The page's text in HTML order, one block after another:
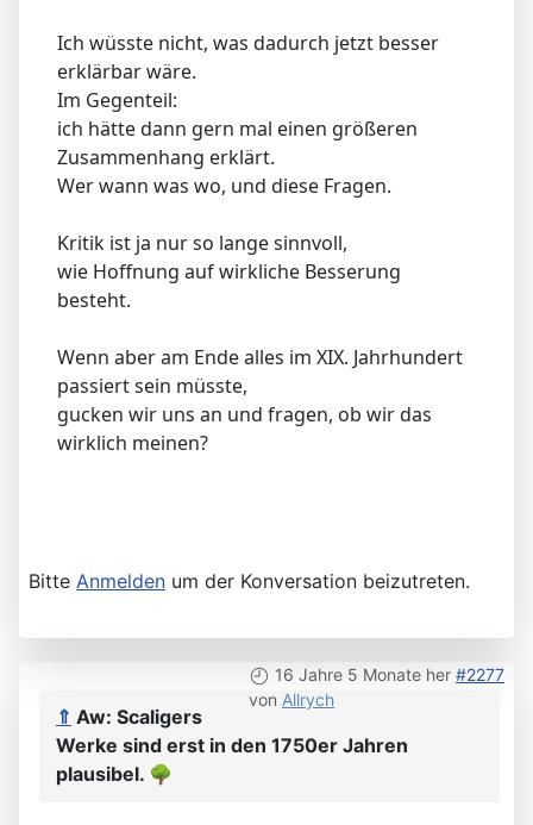
Ich wüsste nicht, was dadurch jetzt besser
erklärbar wäre.
Im Gegenteil:
ich hätte dann gern mal einen größeren
Zusammenhang erklärt.
Wer wann was wo, und diese Fragen.
Kritik ist ja nur so lange sinnvoll,
wie Hoffnung auf wirkliche Besserung
besteht.
Wenn aber am Ende alles im XIX. Jahrhundert
passiert sein müsste,
gucken wir uns an und fragen, ob wir das
wirklich meinen?
Bitte Anmelden um der Konversation beizutreten.
16 Jahre 5 Monate her #2277
von Allrych
⇑ Aw: Scaligers
Werke sind erst in den 1750er Jahren
plausibel. 🌳